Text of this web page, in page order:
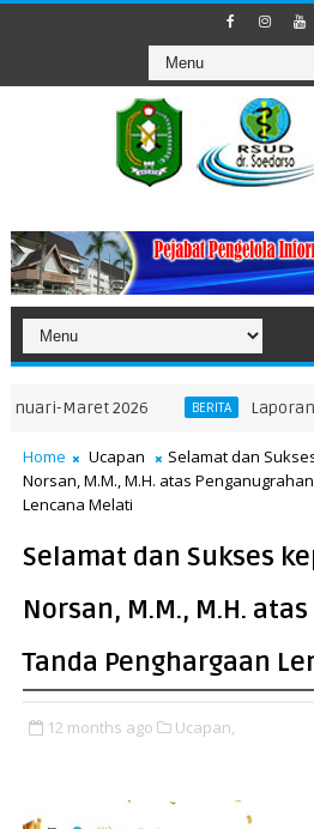
2026 BERITA Laporan
Home Ucapan
Selamat dan
Norsan, M.M., M.H. atas
Lencana Melati
Selamat dan Sukses
Norsan, M.M., M.H.
Tanda Penghargaan
12 months ago Ucapan,